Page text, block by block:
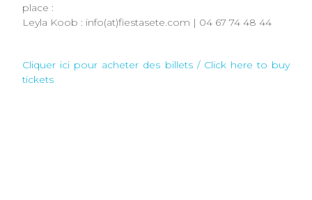
place :
Leyla Koob : info(at)fiestasete.com | 04 67 74 48 44
Cliquer ici pour acheter des billets / Click here to buy
tickets